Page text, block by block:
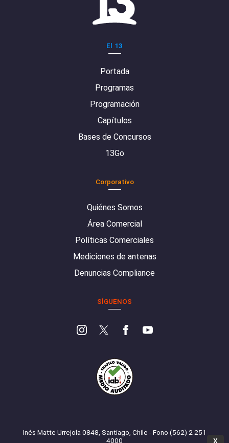
El 13
Portada
Programas
Programación
Capítulos
Bases de Concursos
13Go
Corporativo
Quiénes Somos
Área Comercial
Políticas Comerciales
Mediciones de antenas
Denuncias Compliance
SÍGUENOS
Inés Matte Urrejola 0848, Santiago, Chile - Fono (562) 2 251
4000
X